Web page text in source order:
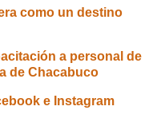
como un destino
a personal de
de Chacabuco
e Instagram